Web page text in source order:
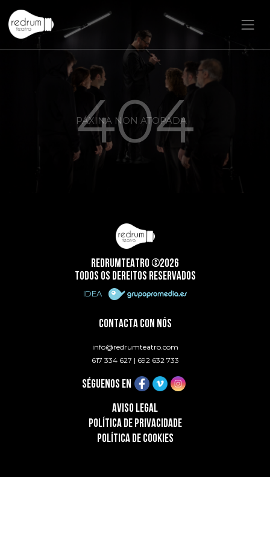
PÁXINA NON ATOPADA
404
REDRUMTEATRO ©2026
TODOS OS DEREITOS RESERVADOS
IDEA
CONTACTA CON NÓS
info@redrumteatro.com
617 334 627 | 692 632 733
SÉGUENOS EN
AVISO LEGAL
POLÍTICA DE PRIVACIDADE
POLÍTICA DE COOKIES